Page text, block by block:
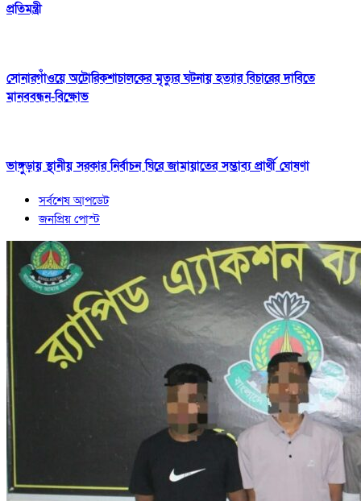
প্রতিমন্ত্রী
সোনারগাঁওয়ে অটোরিকশাচালকের মৃত্যুর ঘটনায় হত্যার বিচারের দাবিতে
মানববন্ধন-বিক্ষোভ
ভাঙ্গুড়ায় স্থানীয় সরকার নির্বাচন ঘিরে জামায়াতের সম্ভাব্য প্রার্থী ঘোষণা
সর্বশেষ আপডেট
জনপ্রিয় পোস্ট